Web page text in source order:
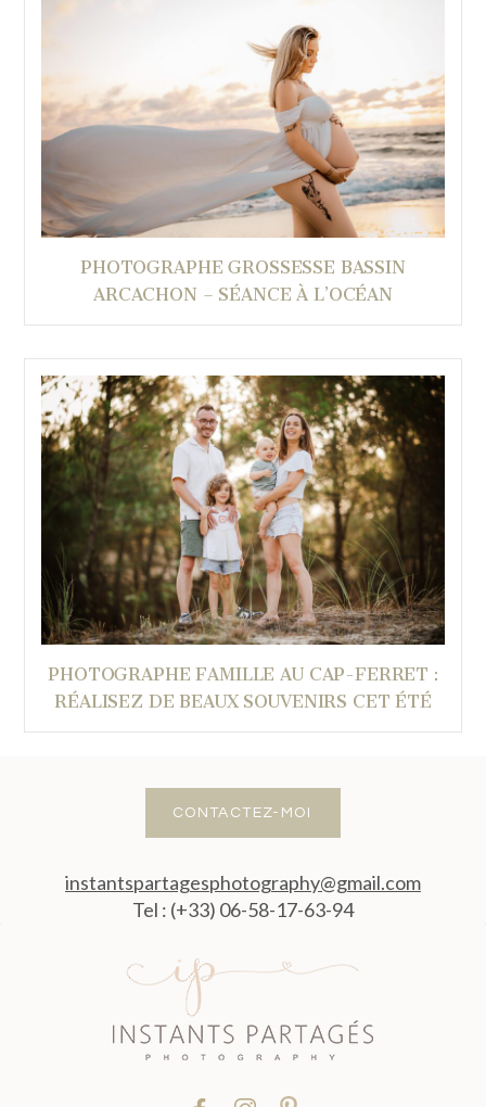
PHOTOGRAPHE GROSSESSE BASSIN
ARCACHON – SÉANCE À L’OCÉAN
PHOTOGRAPHE FAMILLE AU CAP-FERRET :
RÉALISEZ DE BEAUX SOUVENIRS CET ÉTÉ
CONTACTEZ-MOI
instantspartagesphotography@gmail.com
Tel : (+33) 06-58-17-63-94